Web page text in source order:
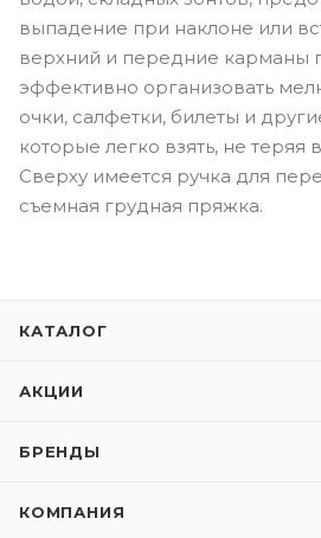
выпадение при наклоне или
верхний и передние карманы
эффективно организовать
очки, салфетки, билеты и
которые легко взять, не теряя
Сверху имеется ручка для
съемная грудная пряжка.
КАТАЛОГ
АКЦИИ
БРЕНДЫ
КОМПАНИЯ